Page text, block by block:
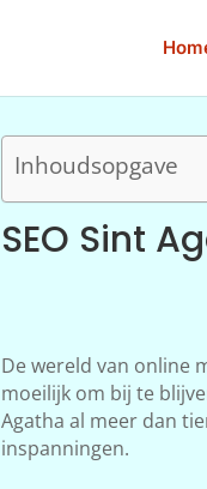
Inhoudsopgave
SEO Sint
De wereld van online
moeilijk om bij te
Agatha al meer dan
inspanningen.